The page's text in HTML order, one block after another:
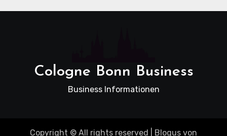
Cologne Bonn Business
Business Informationen
Copyright © All rights reserved Blogus von